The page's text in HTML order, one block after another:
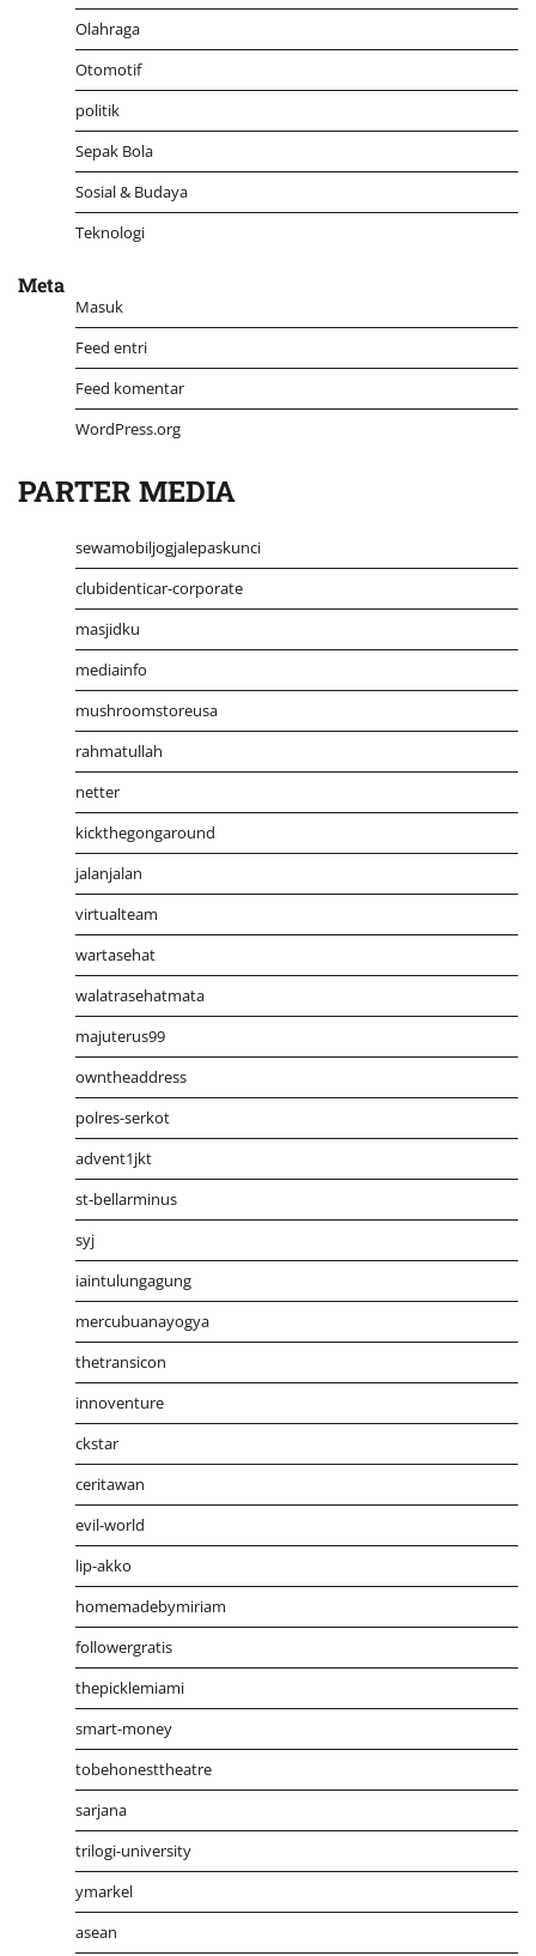
Olahraga
Otomotif
politik
Sepak Bola
Sosial & Budaya
Teknologi
Meta
Masuk
Feed entri
Feed komentar
WordPress.org
PARTER MEDIA
sewamobiljogjalepaskunci
clubidenticar-corporate
masjidku
mediainfo
mushroomstoreusa
rahmatullah
netter
kickthegongaround
jalanjalan
virtualteam
wartasehat
walatrasehatmata
majuterus99
owntheaddress
polres-serkot
advent1jkt
st-bellarminus
syj
iaintulungagung
mercubuanayogya
thetransicon
innoventure
ckstar
ceritawan
evil-world
lip-akko
homemadebymiriam
followergratis
thepicklemiami
smart-money
tobehonesttheatre
sarjana
trilogi-university
ymarkel
asean